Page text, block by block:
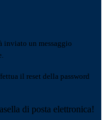
inviato un messaggio
il reset della password
di posta elettronica!